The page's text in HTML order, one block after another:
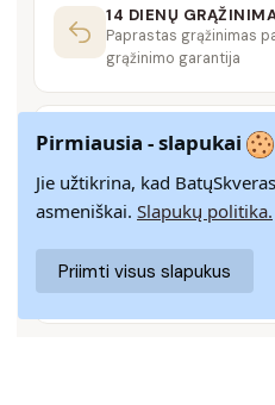
14 DIENŲ
Paprastas grąžinimas
grąžinimo garantija
SAUGUS MOKĖJIMAS
SSL šifravimas
saugumo lygį
Rašykite mums
Pirmiausia - slapukai
Jie užtikrina, kad
asmeniškai. Slapukų politika.
Priimti visus slapukus